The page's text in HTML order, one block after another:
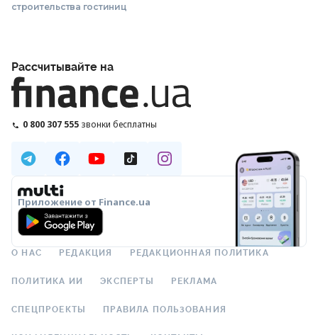
строительства гостиниц
Рассчитывайте на
0 800 307 555 звонки бесплатны
Приложение от Finance.ua
О НАС РЕДАКЦИЯ РЕДАКЦИОННАЯ ПОЛИТИКА
ПОЛИТИКА ИИ ЭКСПЕРТЫ РЕКЛАМА
СПЕЦПРОЕКТЫ ПРАВИЛА ПОЛЬЗОВАНИЯ